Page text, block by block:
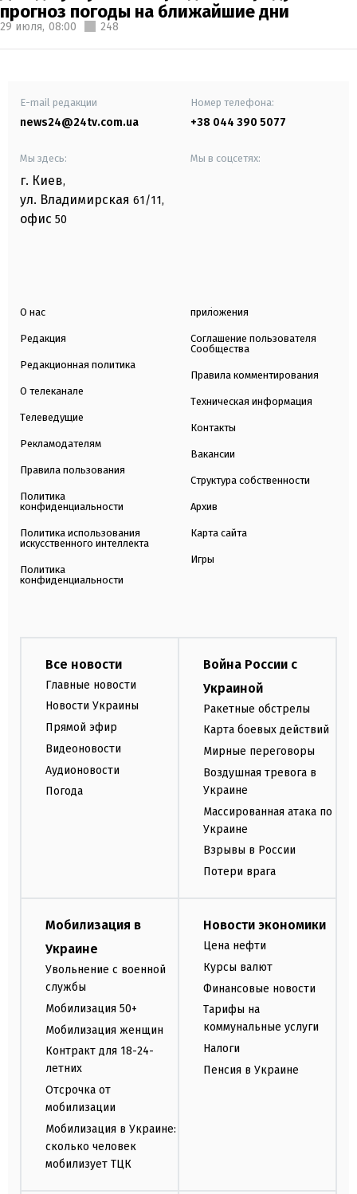
прогноз погоды на ближайшие дни
29 июля, 08:00 248
E-mail редакции
news24@24tv.com.ua
Номер телефона:
+38 044 390 5077
Мы здесь:
г. Киев,
ул. Владимирская 61/11,
офис 50
Мы в соцсетях:
О нас
Редакция
Редакционная политика
О телеканале
Телеведущие
Рекламодателям
Правила пользования
Политика
конфиденциальности
Политика использования
искусственного интеллекта
Политика
конфиденциальности
приложения
Соглашение пользователя
Сообщества
Правила комментирования
Техническая информация
Контакты
Вакансии
Структура собственности
Архив
Карта сайта
Игры
Все новости
Главные новости
Новости Украины
Прямой эфир
Видеоновости
Аудионовости
Погода
Война России с
Украиной
Ракетные обстрелы
Карта боевых действий
Мирные переговоры
Воздушная тревога в
Украине
Массированная атака по
Украине
Взрывы в России
Потери врага
Мобилизация в
Украине
Увольнение с военной
службы
Мобилизация 50+
Мобилизация женщин
Контракт для 18-24-
летних
Отсрочка от
мобилизации
Мобилизация в Украине:
сколько человек
мобилизует ТЦК
Новости экономики
Цена нефти
Курсы валют
Финансовые новости
Тарифы на
коммунальные услуги
Налоги
Пенсия в Украине